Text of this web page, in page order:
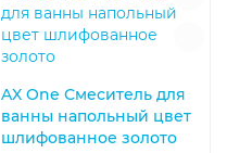
AX One Смеситель для
ванны напольный цвет
шлифованное золото